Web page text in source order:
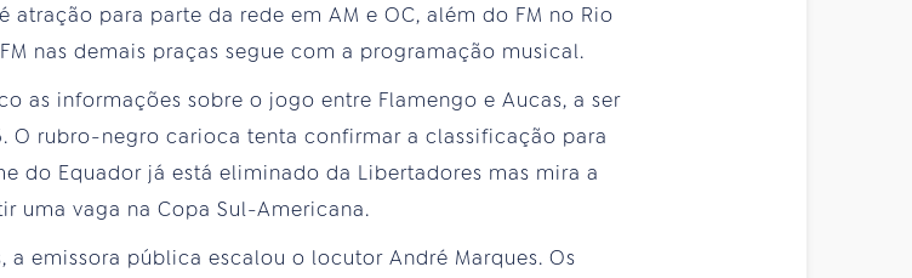
para parte da rede em AM e OC, além do FM no Rio
nas demais praças segue com a programação musical.
as informações sobre o jogo entre Flamengo e Aucas, a ser
O rubro-negro carioca tenta confirmar a classificação para
do Equador já está eliminado da Libertadores mas mira a
uma vaga na Copa Sul-Americana.
a emissora pública escalou o locutor André Marques. Os